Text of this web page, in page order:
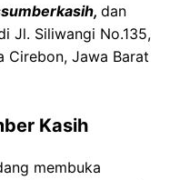
dan
Jl. Siliwangi No.135,
Cirebon, Jawa Barat
Kasih
membuka